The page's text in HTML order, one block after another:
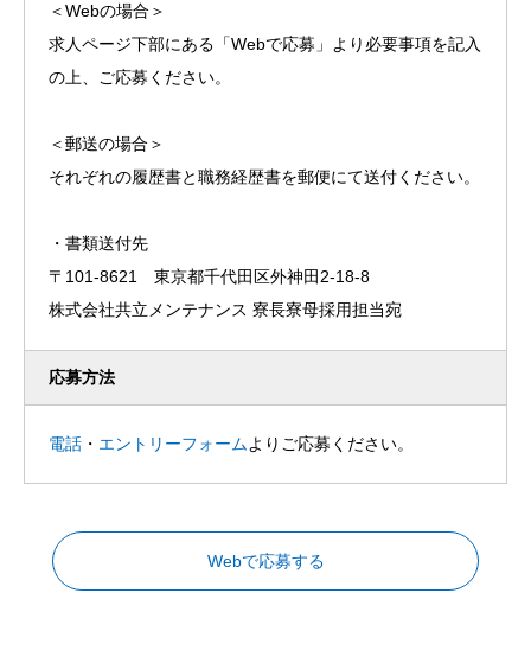
＜Webの場合＞
求人ページ下部にある「Webで応募」より必要事項を記入
の上、ご応募ください。
＜郵送の場合＞
それぞれの履歴書と職務経歴書を郵便にて送付ください。
・書類送付先
〒101-8621 東京都千代田区外神田2-18-8
株式会社共立メンテナンス 寮長寮母採用担当宛
応募方法
電話 ・ エントリーフォームよりご応募ください。
Webで応募する